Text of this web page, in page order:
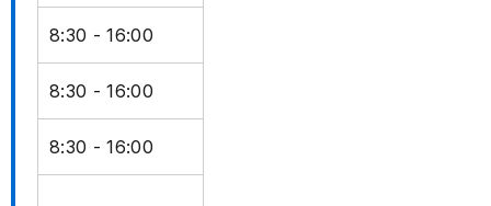
8:30 - 16:00
8:30 - 16:00
8:30 - 16:00